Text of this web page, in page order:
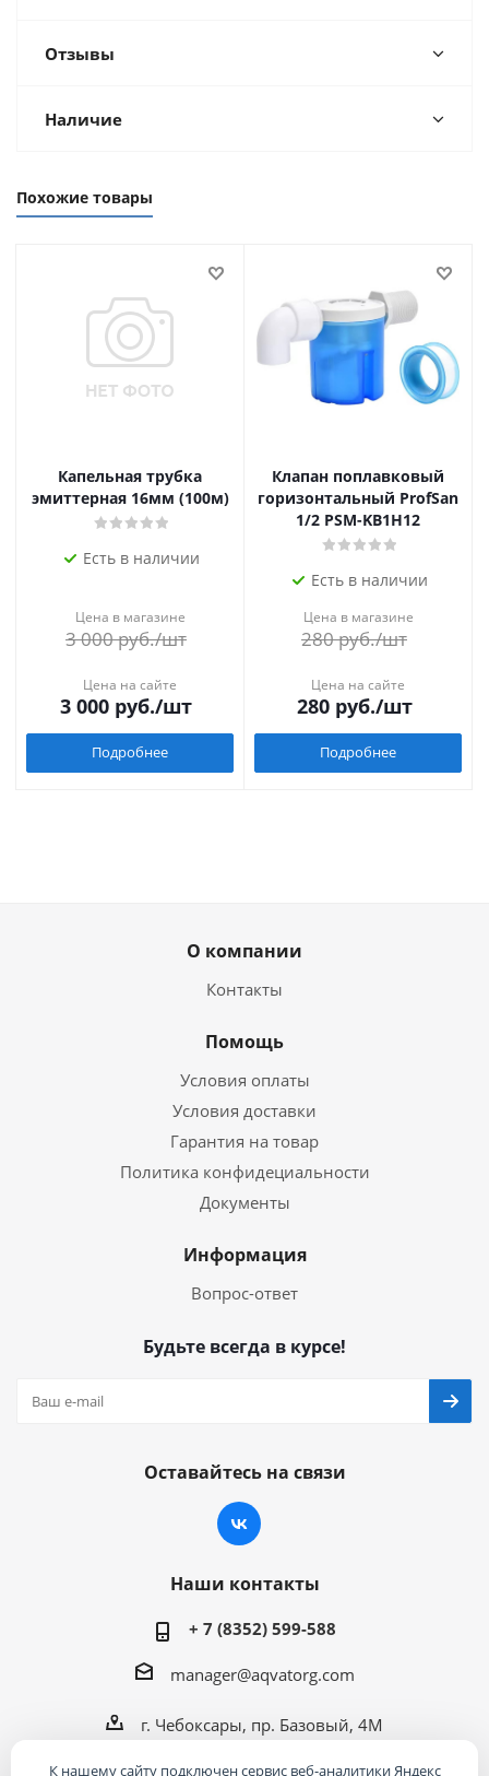
Отзывы
Наличие
Похожие товары
Капельная трубка
эмиттерная 16мм (100м)
Есть в наличии
Цена в магазине
3 000руб./шт
Цена на сайте
3 000 руб./шт
Подробнее
Клапан поплавковый
горизонтальный ProfSan
1/2 PSM-KB1H12
Есть в наличии
Цена в магазине
280руб./шт
Цена на сайте
280руб./шт
Подробнее
О компании
Контакты
Помощь
Условия оплаты
Условия доставки
Гарантия на товар
Политика конфидециальности
Документы
Информация
Вопрос-ответ
Будьте всегда в курсе!
Оставайтесь на связи
Наши контакты
+ 7 (8352) 599-588
manager@aqvatorg.com
г. Чебоксары, пр. Базовый, 4М
К нашему сайту подключен сервис веб-аналитики Яндекс